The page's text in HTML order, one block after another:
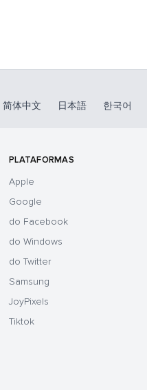
简体中文 日本語 한국어
PLATAFORMAS
Apple
Google
do Facebook
do Windows
do Twitter
Samsung
JoyPixels
Tiktok